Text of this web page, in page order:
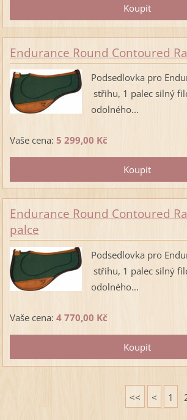
Endurance Round Contoured
Podsedlovka pro
střihu, 1 palec silný
odolného...
Vaše cena: 5 299,00 Kč
Endurance Round Contoured
palce
Podsedlovka pro
střihu, 1 palec silný
odolného...
Vaše cena: 4 770,00 Kč
<< < 1